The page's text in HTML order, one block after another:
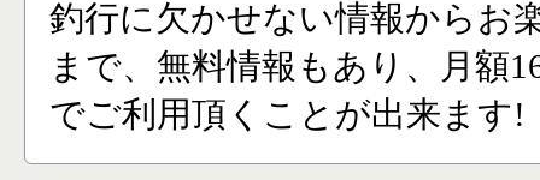
釣行に欠かせない情報からお
まで、無料情報もあり、月額
でご利用頂くことが出来ます!